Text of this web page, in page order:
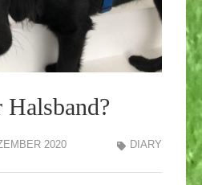
2020 DIARY